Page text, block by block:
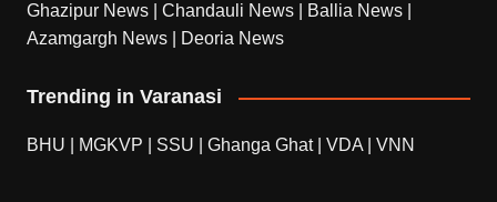
Ghazipur News
Chandauli News Ballia News
Azamgargh News
Deoria News
Trending in Varanasi
BHU MGKVP SSU Ghanga Ghat| VDA VNN